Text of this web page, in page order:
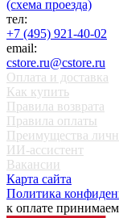
(схема проезда)
тел:
+7 (495) 921-40-02
email:
cstore.ru@cstore.ru
Оплата и доставка
Как купить
Правила возврата
Правила оплаты
Преимущества
ИИ-ассистент
Вакансии
Карта сайта
Политика
к оплате принимаем